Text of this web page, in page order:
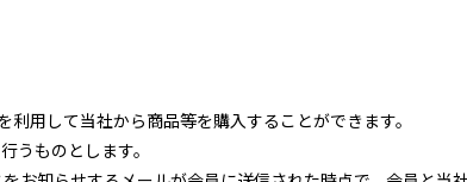
用して当社から商品等を購入することができます。
うものとします。